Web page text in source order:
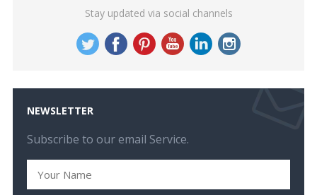
Stay updated via social channels
NEWSLETTER
Subscribe to our email Service.